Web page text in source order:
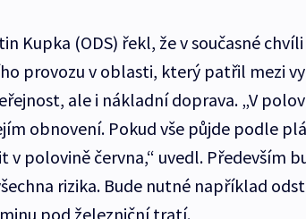
Kupka (ODS) řekl, že v současné
provozu v oblasti, který patřil mezi
ale i nákladní doprava. „V
obnovení. Pokud vše půjde podle
polovině června,“ uvedl. Především
rizika. Bude nutné například
pod železniční tratí.